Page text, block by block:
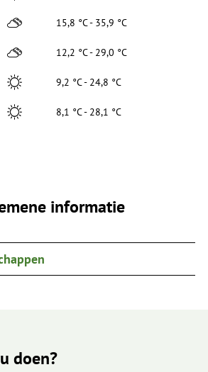
15,8 °C - 35,9 °C
12,2 °C - 29,0 °C
9,2 °C - 24,8 °C
8,1 °C - 28,1 °C
informatie
doen?